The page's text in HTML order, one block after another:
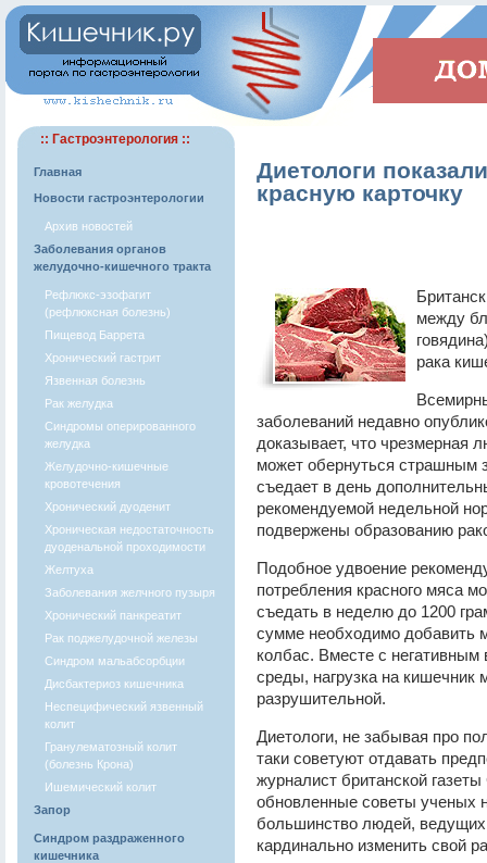
:: Гастроэнтерология ::
Главная
Новости гастроэнтерологии
Архив новостей
Заболевания органов
желудочно-кишечного тракта
Рефлюкс-эзофагит
(рефлюксная болезнь)
Пищевод Баррета
Хронический гастрит
Язвенная болезнь
Рак желудка
Синдромы оперированного
желудка
Желудочно-кишечные
кровотечения
Хронический дуоденит
Хроническая недостаточность
дуоденальной проходимости
Желтуха
Заболевания желчного пузыря
Хронический панкреатит
Рак поджелудочной железы
Синдром мальабсорбции
Дисбактериоз кишечника
Неспецифический язвенный
колит
Гранулематозный колит
(болезнь Крона)
Ишемический колит
Запор
Синдром раздраженного
кишечника
Диетологи
красную карточку
между
рака
заболеваний недавно
доказывает, что чрезмерная
может обернуться страшным
съедает в день
рекомендуемой недельной
подвержены образованию
Подобное удвоение
потребления красного мяса
съедать в неделю до 1200
сумме необходимо добавить
колбас. Вместе с
среды, нагрузка на кишечник
разрушительной.
Диетологи, не забывая про
таки советуют отдавать
журналист британской
обновленные советы ученых
большинство людей, ведущих
кардинально изменить свой